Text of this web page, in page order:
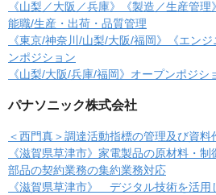
《山梨／大阪／兵庫》《製造／生産管
能職/生産・出荷・品質管理
《東京/神奈川/山梨/大阪/福岡》《エ
ンポジション
《山梨/大阪/兵庫/福岡》オープンポジシ
パナソニック株式会社
＜西門真＞調達活動指標の管理及び資料
《滋賀県草津市》家電製品の原材料・
部品の契約業務の集約業務対応
《滋賀県草津市》 デジタル技術を活用